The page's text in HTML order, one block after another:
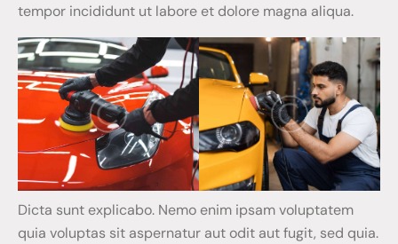
tempor incididunt ut labore et dolore magna aliqua.
Dicta sunt explicabo. Nemo enim ipsam voluptatem
quia voluptas sit aspernatur aut odit aut fugit, sed quia.